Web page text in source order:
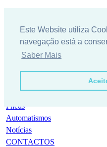
Este Website utiliza
navegação está a
Saber Mais
Pneus
Automatismos
Notícias
CONTACTOS